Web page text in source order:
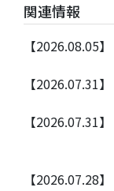
関連情報
【2026.08.05】
【2026.07.31】
【2026.07.31】
【2026.07.28】